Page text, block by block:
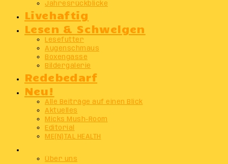
Jahresrückblicke
Livehaftig
Lesen & Schwelgen
Lesefutter
Augenschmaus
Boxengasse
Bildergalerie
Redebedarf
Neu!
Alle Beiträge auf einen Blick
Aktuelles
Micks Mush-Room
Editorial
ME(N)TAL HEALTH
Über uns